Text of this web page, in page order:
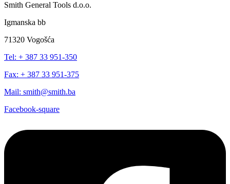
Smith General Tools d.o.o.
Igmanska bb
71320 Vogošća
Tel: + 387 33 951-350
Fax: + 387 33 951-375
Mail: smith@smith.ba
Facebook-square